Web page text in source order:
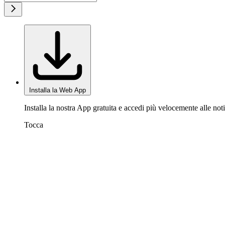
Installa la Web App
Installa la nostra App gratuita e accedi più velocemente alle
Tocca